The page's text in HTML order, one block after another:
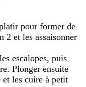
pour former de
2 et les assaisonner
escalopes, puis
Plonger ensuite
et les cuire à petit